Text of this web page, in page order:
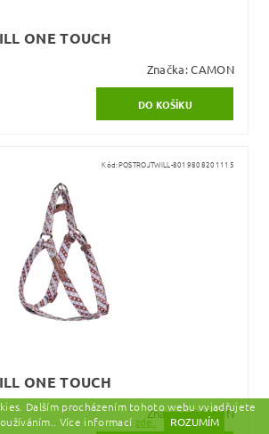
ONE TOUCH
Značka:CAMON
Kód:POSTROJTWILL-8019808201115
ONE TOUCH
Značka:CAMON
Dalším procházením tohoto webu vyjadřujete
Více informací zde. ROZUMÍM